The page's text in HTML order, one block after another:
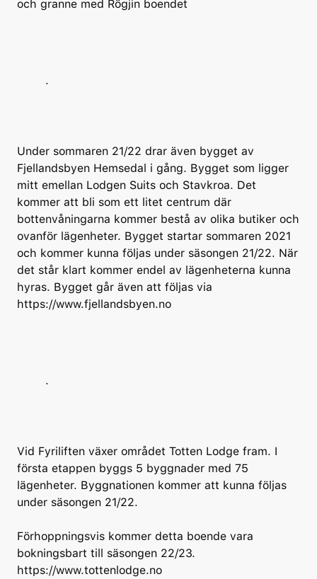
och granne med Rögjin boendet
.
Under sommaren 21/22 drar även bygget av
Fjellandsbyen Hemsedal i gång. Bygget som ligger
mitt emellan Lodgen Suits och Stavkroa. Det
kommer att bli som ett litet centrum där
bottenvåningarna kommer bestå av olika butiker och
ovanför lägenheter. Bygget startar sommaren 2021
och kommer kunna följas under säsongen 21/22. När
det står klart kommer endel av lägenheterna kunna
hyras. Bygget går även att följas via
https://www.fjellandsbyen.no
.
Vid Fyriliften växer området Totten Lodge fram. I
första etappen byggs 5 byggnader med 75
lägenheter. Byggnationen kommer att kunna följas
under säsongen 21/22.
Förhoppningsvis kommer detta boende vara
bokningsbart till säsongen 22/23.
https://www.tottenlodge.no